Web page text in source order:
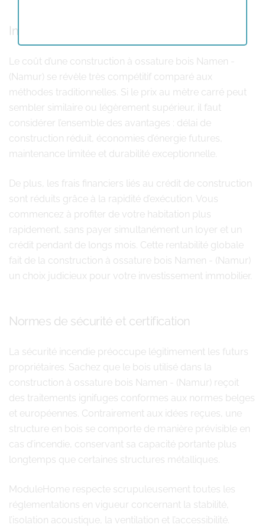
Investissement et rapport qualité-prix
Le coût d’une construction à ossature bois Namen -
(Namur) se révèle très compétitif comparé aux
méthodes traditionnelles. Si le prix au mètre carré peut
sembler similaire ou légèrement supérieur, il faut
considérer l’ensemble des avantages : délai de
construction réduit, économies d’énergie futures,
maintenance limitée et durabilité exceptionnelle.
De plus, les frais financiers liés au crédit de construction
sont réduits grâce à la rapidité d’exécution. Vous
commencez à profiter de votre habitation plus
rapidement, sans payer simultanément un loyer et un
crédit pendant de longs mois. Cette rentabilité globale
fait de la construction à ossature bois Namen - (Namur)
un choix judicieux pour votre investissement immobilier.
Normes de sécurité et certification
La sécurité incendie préoccupe légitimement les futurs
propriétaires. Sachez que le bois utilisé dans la
construction à ossature bois Namen - (Namur) reçoit
des traitements ignifuges conformes aux normes belges
et européennes. Contrairement aux idées reçues, une
structure en bois se comporte de manière prévisible en
cas d’incendie, conservant sa capacité portante plus
longtemps que certaines structures métalliques.
ModuleHome respecte scrupuleusement toutes les
réglementations en vigueur concernant la stabilité,
l’isolation acoustique, la ventilation et l’accessibilité.